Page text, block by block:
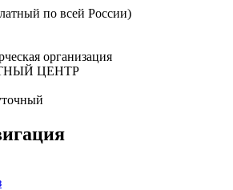
по всей России)
организация
ЦЕНТР